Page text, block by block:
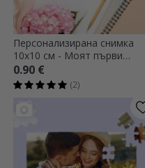
Персонализирана снимка
10x10 см - Моят първи
рожден ден
0.90 €
(2)